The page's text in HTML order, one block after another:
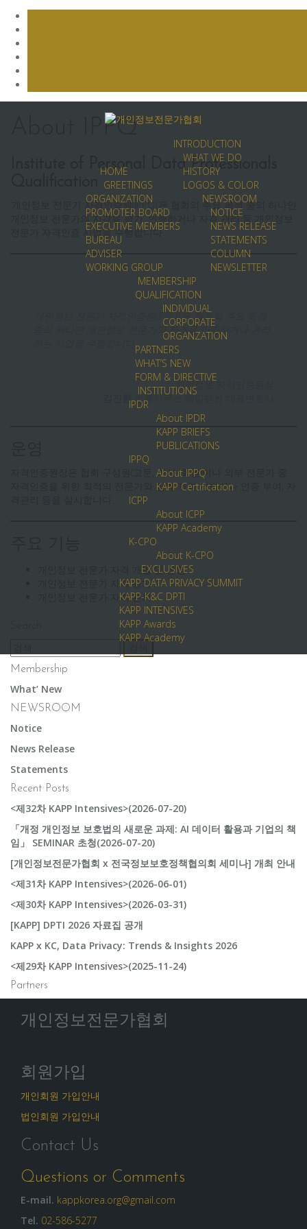
HOME
GREETINGS
INTRODUCTION
WHAT WE DO
HISTORY
LOGOS & COLOR
ORGANIZATION
PROMOTER BOARD
EXECUTIVE MEMBERS
BUREAU
ADVISER
WORKING GROUP
NEWSROOM
NOTICE
NEWS RELEASE
STATEMENTS
COLUMN
NEWSLETTER
MEMBERSHIP
QUALIFICATION
INDIVIDUAL
CORPORATE
ORGANZATION
PARTNERS
WHAT’S NEW
FORM & DIRECTIVE
INSTITUTIONS
IPDR
About IPDR
KAPP BRIEFS
PUBLICATIONS
IPPQ
About IPPQ
KAPP Certification
ICPP
About ICPP
KAPP Academy
K-CPO
About K-CPO
EXCLUSIVES
KAPP DATA PRIVACY SUMMIT
KAPP-K&C DPTI
KAPP INTENSIVES
KAPP Awards
KAPP Academy
About IPPQ
Institute of Personal Data Professionals
‘개인정보 전문가 자격인증원(IPPQ)’은 협회의 주요 목적 중의 하나인
개인정보 전문가의 자격을 평가, 인증하거나 자격 관리 등 개인정보
전문가 자격인증 사업을 수행합니다.
‘개인정보 전문가 자격인증원(IPPQ)’은 협회의 주요 목적
중의 하나인 개인정보 전문가의 자격을 인증하거나 관리
하는 사업을 수행합니다.
개인정보 자격인증원장
김진환법률사무소 웨일앤썬 대표변호사
자격인증원장은 협회 구성원(고문, 이사, 회원)이나 외부 전문가 중
자격인증을 위한 최적의 전문가와 함께 자격 개발이나 인증 부여, 자
개인정보 전문가 자격 개발 및 운영
개인정보 전문가 자격 평가
개인정보 전문가 자격 관리
색:
Membership
What’ New
NEWSROOM
Notice
News Release
Statements
Recent Posts
<제32차 KAPP Intensives>(2026-07-20)
「개정 개인정보 보호법의 새로운 과제: AI 데이터 활용과 기업의 책
임」 SEMINAR 초청(2026-07-20)
[개인정보전문가협회 x 전국정보보호정책협의회 세미나] 개최 안내
<제31차 KAPP Intensives>(2026-06-01)
<제30차 KAPP Intensives>(2026-03-31)
[KAPP] DPTI 2026 자료집 공개
KAPP x KC, Data Privacy: Trends & Insights 2026
<제29차 KAPP Intensives>(2025-11-24)
Partners
개인정보전문가협회
회원가입
개인회원 가입안내
법인회원 가입안내
Contact Us
Questions or Comments
E-mail. kappkorea.org@gmail.com
Tel. 02-586-5277